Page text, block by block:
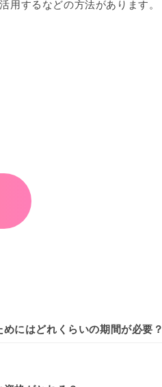
用するなどの方法があります。
めにはどれくらいの期間が必要？